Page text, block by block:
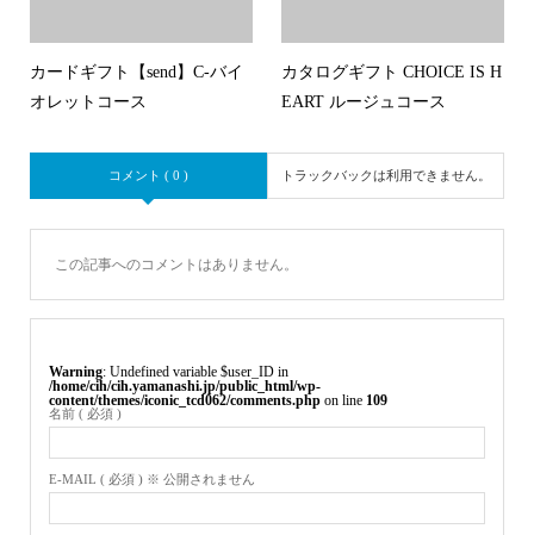
カードギフト【send】C-バイ
オレットコース
カタログギフト CHOICE IS H
EART ルージュコース
コメント ( 0 ) トラックバックは利用できません。
この記事へのコメントはありません。
Warning : Undefined variable $user_ID in
/home/cih/cih.yamanashi.jp/public_html/wp-
content/themes/iconic_tcd062/comments.phpon line 109
名前 ( 必須 )
E-MAIL ( 必須 ) ※ 公開されません